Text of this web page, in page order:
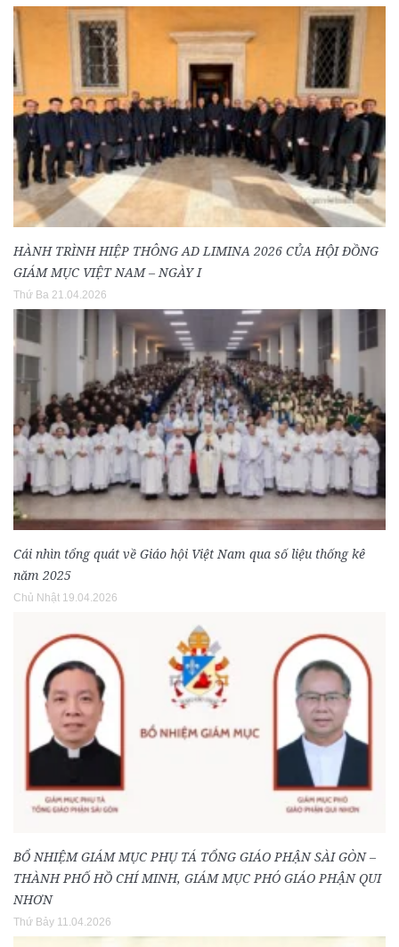
HÀNH TRÌNH HIỆP THÔNG AD LIMINA 2026 CỦA HỘI ĐỒNG
GIÁM MỤC VIỆT NAM – NGÀY I
Thứ Ba 21.04.2026
Cái nhìn tổng quát về Giáo hội Việt Nam qua số liệu thống kê
năm 2025
Chủ Nhật 19.04.2026
BỔ NHIỆM GIÁM MỤC PHỤ TÁ TỔNG GIÁO PHẬN SÀI GÒN –
THÀNH PHỐ HỒ CHÍ MINH, GIÁM MỤC PHÓ GIÁO PHẬN QUI
NHƠN
Thứ Bảy 11.04.2026